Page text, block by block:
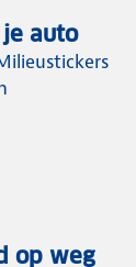
auto
op weg